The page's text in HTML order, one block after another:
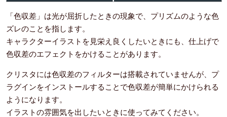
「色収差」は光が屈折したときの現象で、プリズムのような色
ズレのことを指します。
キャラクターイラストを見栄え良くしたいときにも、仕上げで
色収差のエフェクトをかけることがあります。
クリスタには色収差のフィルターは搭載されていませんが、プ
ラグインをインストールすることで色収差が簡単にかけられる
ようになります。
イラストの雰囲気を出したいときに使ってみてください。